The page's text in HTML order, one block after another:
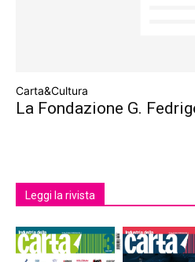
Carta&Cultura
La Fondazione G.
Leggi la rivista